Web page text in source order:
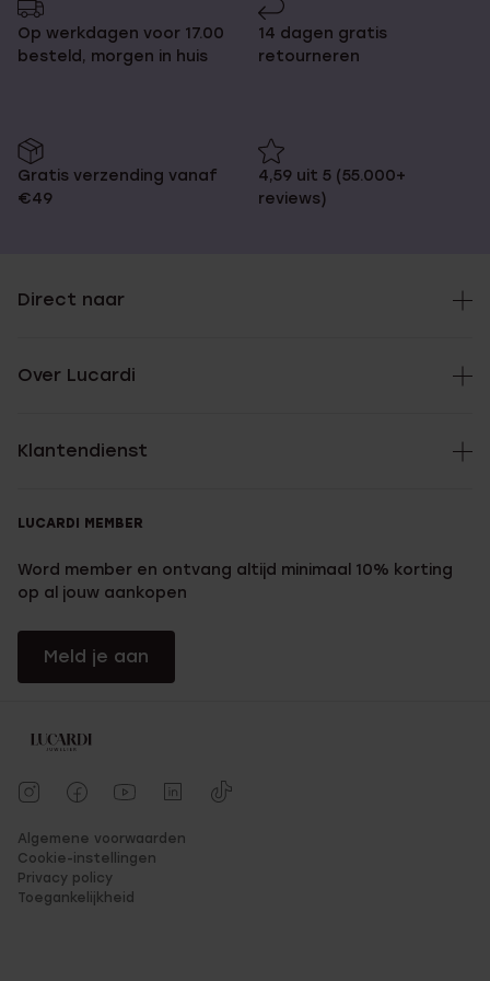
Op werkdagen voor 17.00
besteld, morgen in huis
14 dagen gratis
retourneren
Gratis verzending vanaf
€49
4,59 uit 5 (55.000+
reviews)
Direct naar
Over Lucardi
Klantendienst
LUCARDI MEMBER
Word member en ontvang altijd minimaal 10% korting
op al jouw aankopen
Meld je aan
Algemene voorwaarden
Cookie-instellingen
Privacy policy
Toegankelijkheid